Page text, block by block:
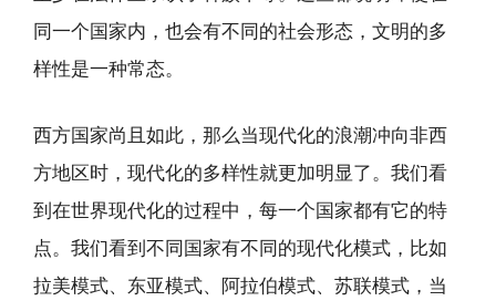
同一个国家内，也会有不同的社会形态，文明的多
样性是一种常态。
西方国家尚且如此，那么当现代化的浪潮冲向非西
方地区时，现代化的多样性就更加明显了。我们看
到在世界现代化的过程中，每一个国家都有它的特
点。我们看到不同国家有不同的现代化模式，比如
拉美模式、东亚模式、阿拉伯模式、苏联模式，当